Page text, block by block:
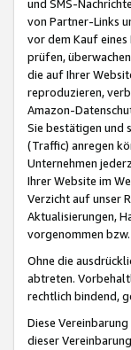
und SMS-
von Partner-Links
vor dem Kauf
prüfen,
die auf Ihrer
reproduzieren,
Amazon-
Sie bestätigen und
(Traffic) anregen
Unternehmen
Ihrer Website im
Verzicht auf unser
Aktualisierungen,
vorgenommen
Ohne die
abtreten.
rechtlich bindend,
Diese
dieser